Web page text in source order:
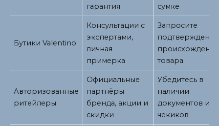
гарантия
сумке
Бутики Valentino
Консультации с
экспертами,
личная
примерка
Запросите
подтверждение
происхождения
товара
Авторизованные
ритейлеры
Официальные
партнёры
бренда, акции и
скидки
Убедитесь в
наличии
документов и
чекиков